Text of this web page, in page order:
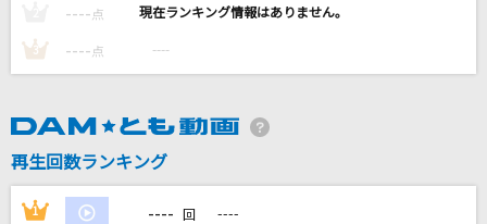
DAMに会員登録・ログインして
---- 点 ----
3 ---- 点 ----
再生回数ランキング
1 ---- 回 ----